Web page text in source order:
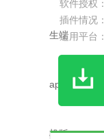
软件授权：
插件情况：
适用平台：